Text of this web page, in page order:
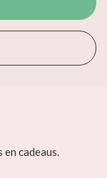
cadeaus.